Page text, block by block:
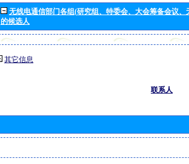
无线电通信部门各组(研究组、特委会、大会筹备会议
的候选人
其它信息
联系人